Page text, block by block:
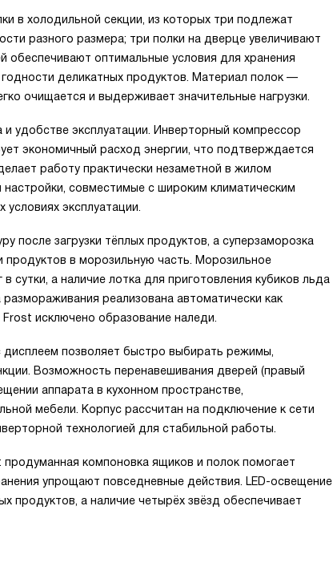
в холодильной секции, из которых три подлежат
разного размера; три полки на дверце увеличивают
оптимальные условия для хранения
деликатных продуктов. Материал полок —
очищается и выдерживает значительные нагрузки.
и удобстве эксплуатации. Инверторный компрессор
экономичный расход энергии, что подтверждается
работу практически незаметной в жилом
совместимые с широким климатическим
эксплуатации.
после загрузки тёплых продуктов, а суперзаморозка
продуктов в морозильную часть. Морозильное
сутки, а наличие лотка для приготовления кубиков льда
реализована автоматически как
исключено образование наледи.
дисплеем позволяет быстро выбирать режимы,
Возможность перенавешивания дверей (правый
аппарата в кухонном пространстве,
мебели. Корпус рассчитан на подключение к сети
технологией для стабильной работы.
компоновка ящиков и полок помогает
упрощают повседневные действия. LED-освещение
продуктов, а наличие четырёх звёзд обеспечивает